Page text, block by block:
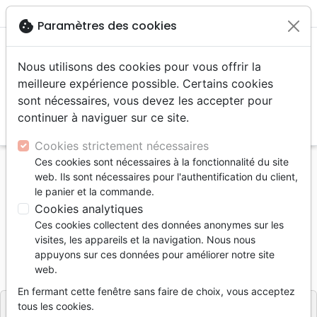
menu
Accueil Livres
Apologétique
Évangiles sont-ils fiables ? (Les)
Les Évangiles sont-ils fiables ?
Auteur :Peter J. Williams
RéférenceCLE3138 EAN9782358431385
Editeur Éditions Clé
cookie Paramètres des cookies
Nous utilisons des cookies pour vous offrir la
meilleure expérience possible. Certains cookies
sont nécessaires, vous devez les accepter pour
continuer à naviguer sur ce site.
Cookies strictement nécessaires
Ces cookies sont nécessaires à la fonctionnalité du site
web. Ils sont nécessaires pour l'authentification du client,
le panier et la commande.
Cookies analytiques
Ces cookies collectent des données anonymes sur les
visites, les appareils et la navigation. Nous nous
appuyons sur ces données pour améliorer notre site
web.
En fermant cette fenêtre sans faire de choix, vous acceptez
tous les cookies.